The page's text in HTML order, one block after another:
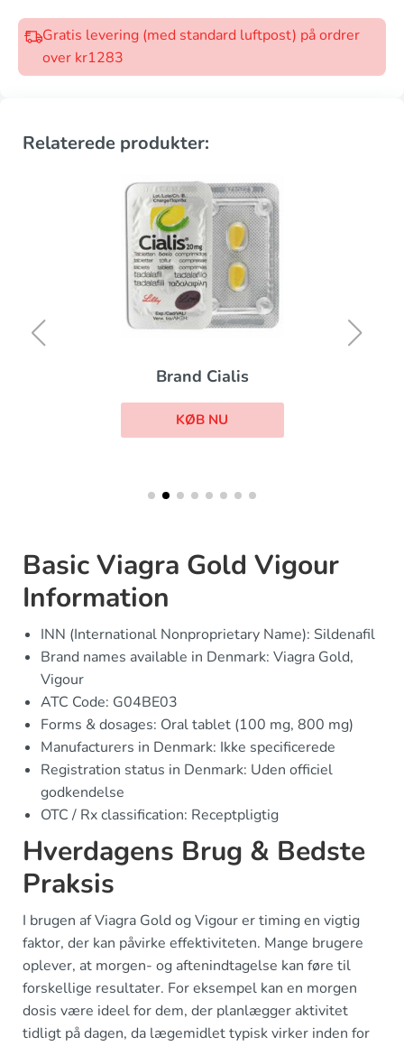
Gratis levering (med standard luftpost) på ordrer
over kr1283
Relaterede produkter:
Brand Cialis
KØB NU
Basic Viagra Gold Vigour
Information
INN (International Nonproprietary Name): Sildenafil
Brand names available in Denmark: Viagra Gold,
Vigour
ATC Code: G04BE03
Forms & dosages: Oral tablet (100 mg, 800 mg)
Manufacturers in Denmark: Ikke specificerede
Registration status in Denmark: Uden officiel
godkendelse
OTC / Rx classification: Receptpligtig
Hverdagens Brug & Bedste
Praksis
I brugen af Viagra Gold og Vigour er timing en vigtig
faktor, der kan påvirke effektiviteten. Mange brugere
oplever, at morgen- og aftenindtagelse kan føre til
forskellige resultater. For eksempel kan en morgen
dosis være ideel for dem, der planlægger aktivitet
tidligt på dagen, da lægemidlet typisk virker inden for